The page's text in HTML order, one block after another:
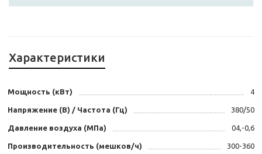
Характеристики
Мощность (кВт) 4
Напряжение (В) / Частота (Гц) 380/50
Давление воздуха (МПа) 04,-0,6
Производительность (мешков/ч) 300-360